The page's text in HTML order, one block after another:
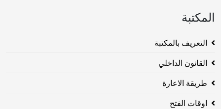
المكتبة
التعريف بالمكتبة
القانون الداخلي
طريقة الاعارة
اوقات الفتح